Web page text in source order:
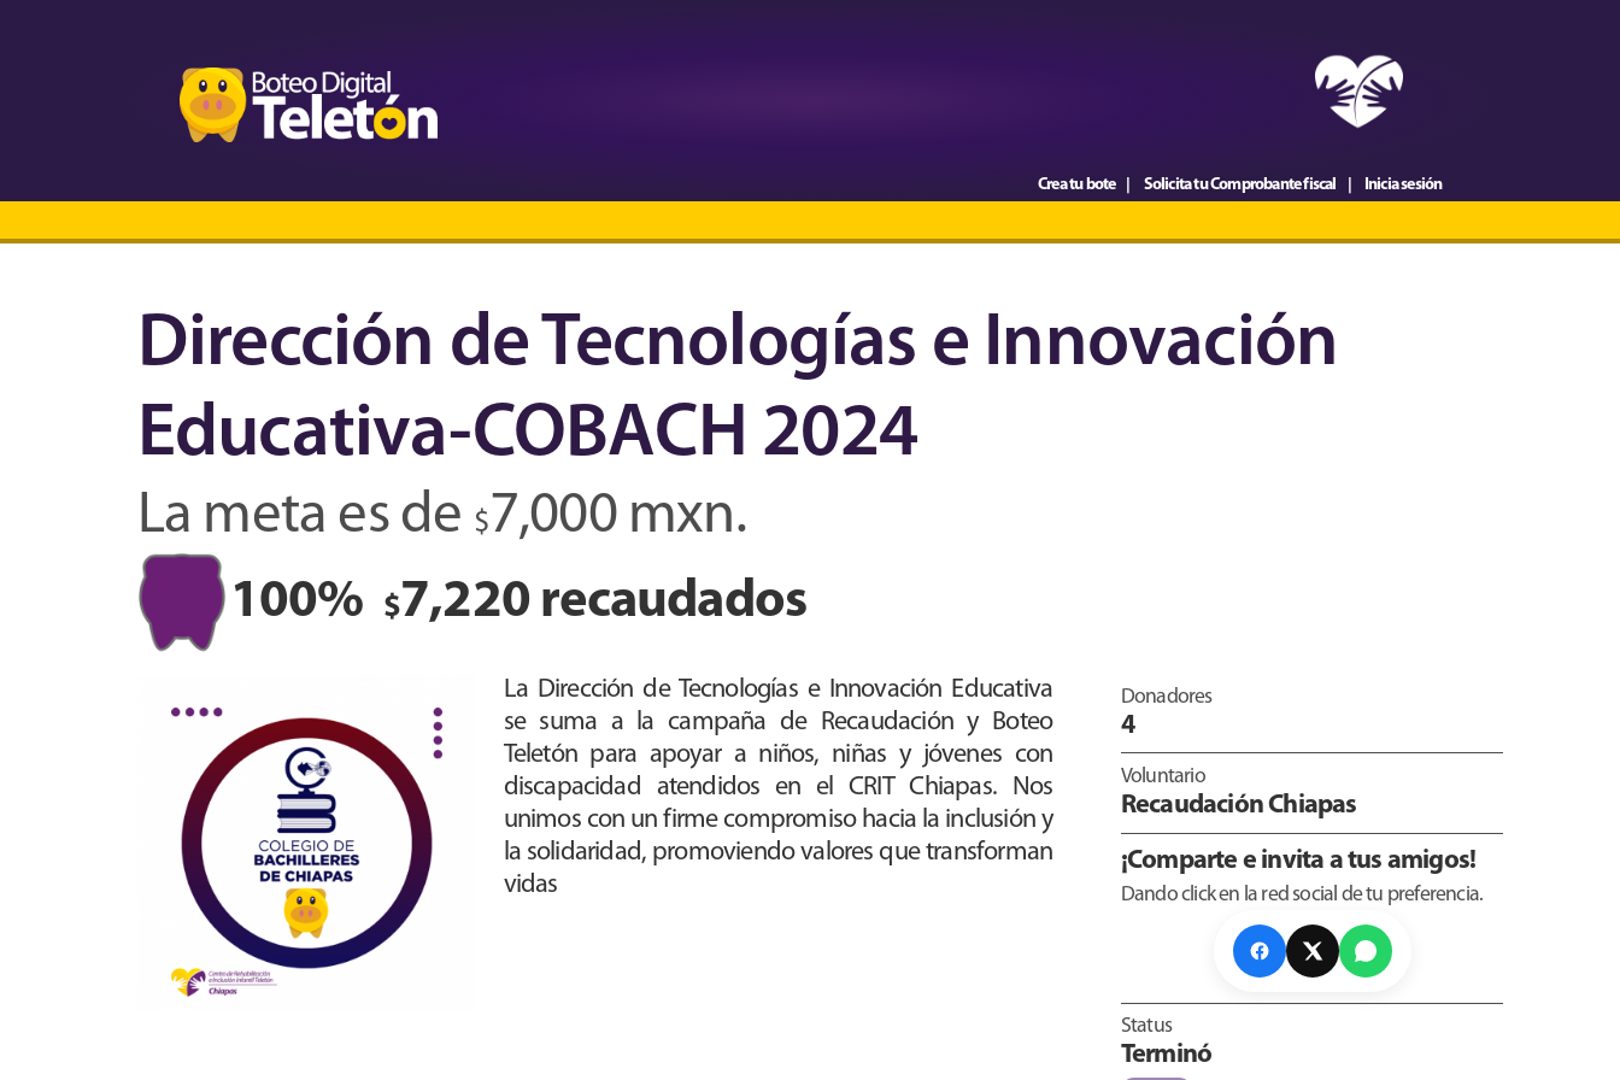
Crea tu bote Solicita tu Comprobante fiscal Inicia sesión
Dirección de Tecnologías e Innovación
Educativa-COBACH 2024
La meta es de $7,000 mxn.
100% $7,220 recaudados
La Dirección de Tecnologías e Innovación Educativa
se suma a la campaña de Recaudación y Boteo
Teletón para apoyar a niños, niñas y jóvenes con
discapacidad atendidos en el CRIT Chiapas. Nos
unimos con un firme compromiso hacia la inclusión y
la solidaridad, promoviendo valores que transforman
vidas
Donadores
4
Voluntario
Recaudación Chiapas
¡Comparte e invita a tus amigos!
Dando click en la red social de tu preferencia.
Status
Terminó